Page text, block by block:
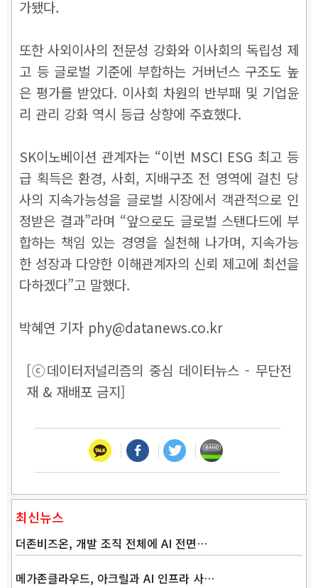
가됐다.
또한 사외이사의 전문성 강화와 이사회의 독립성 제
고 등 글로벌 기준에 부합하는 거버넌스 구조도 높
은 평가를 받았다. 이사회 차원의 반부패 및 기업윤
리 관리 강화 역시 등급 상향에 주효했다.
SK이노베이션 관계자는 “이번 MSCI ESG 최고 등
급 획득은 환경, 사회, 지배구조 전 영역에 걸친 당
사의 지속가능성을 글로벌 시장에서 객관적으로 인
정받은 결과”라며 “앞으로도 글로벌 스탠다드에 부
합하는 책임 있는 경영을 실천해 나가며, 지속가능
한 성장과 다양한 이해관계자의 신뢰 제고에 최선을
다하겠다”고 말했다.
박혜연 기자 phy@datanews.co.kr
[ⓒ데이터저널리즘의 중심 데이터뉴스 - 무단전
재 & 재배포 금지]
최신뉴스
더존비즈온, 개발 조직 전체에 AI 전면…
메가존클라우드, 아크릴과 AI 인프라 사…